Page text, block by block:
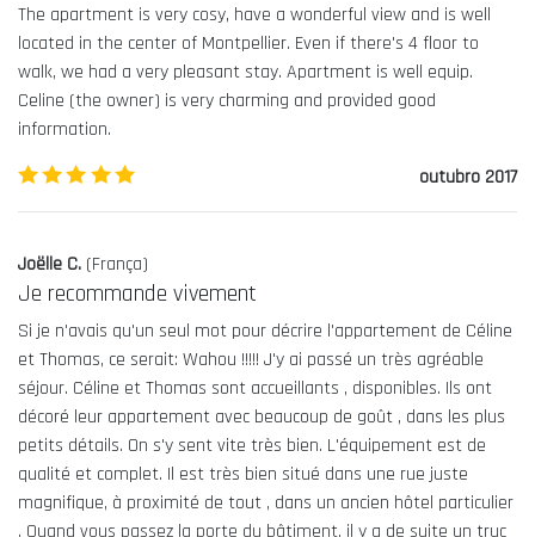
The apartment is very cosy, have a wonderful view and is well
located in the center of Montpellier. Even if there's 4 floor to
walk, we had a very pleasant stay. Apartment is well equip.
Celine (the owner) is very charming and provided good
information.
outubro 2017
Joëlle C. (França)
Je recommande vivement
Si je n'avais qu'un seul mot pour décrire l'appartement de Céline
et Thomas, ce serait: Wahou !!!!! J'y ai passé un très agréable
séjour. Céline et Thomas sont accueillants , disponibles. Ils ont
décoré leur appartement avec beaucoup de goût , dans les plus
petits détails. On s'y sent vite très bien. L'équipement est de
qualité et complet. Il est très bien situé dans une rue juste
magnifique, à proximité de tout , dans un ancien hôtel particulier
. Quand vous passez la porte du bâtiment, il y a de suite un truc